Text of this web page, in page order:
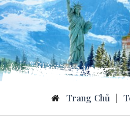
Trang Chủ